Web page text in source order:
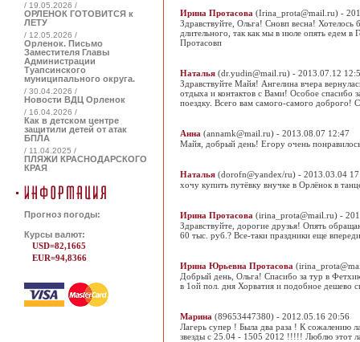
/ 19.05.2026 /
ОРЛЕНОК ГОТОВИТСЯ к
ЛЕТУ
/ 12.05.2026 /
Орленок. Письмо
Заместителя Главы
Администрации
Туапсинского
муниципального округа.
/ 30.04.2026 /
Новости ВДЦ Орленок
/ 16.04.2026 /
Как в детском центре
защитили детей от атак
БПЛА
/ 11.04.2025 /
ПЛЯЖИ КРАСНОДАРСКОГО
КРАЯ
Прогноз погоды:
Курсы валют:
USD=82,1665
EUR=94,8366
Ирина Протасова (Irina_prota@mail.ru) -
Здравствуйте, Ольга! Сновп весна!
длительного, так как мы в июле опять едем
Протасовп
Наталья (dr.yudin@mail.ru) - 2013.07.12
Здравствуйте Майя! Ангелина вчера
отдыха и контактов с Вами! Особое спасибо
поездку. Всего вам самого-самого доброго!
Анна (annamk@mail.ru) - 2013.08.07 12:47
Майя, добрый день! Егору очень
Наталья (dorofn@yandex/ru) - 2013.03.04
хочу купить путёвку внучке в Орлёнок в
Ирина Протасова (irina_prota@mail.ru) -
Здравствуйте, дорогие друзья! Опять
60 тыс. руб.? Все-таки праздники еще
Ирина Юрьевна Протасова
Добрый день, Ольга! Спасибо за тур в
в 1ой пол. дня Хорватия и подобное дешево
Марина (89653447380) - 2012.05.16 20:56
Лагерь супер ! Была два раза ! К сожалению
звезды с 25.04 - 1505 2012 !!!!! Люблю